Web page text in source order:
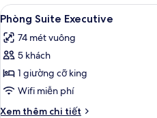
cỡ
queen
phong
cách
điển,
cỡ
queen
Xem
tất
cả
ảnh
Phòng
Suite
Executive
8
Phòng Suite Executive
74 mét vuông
5 khách
1 giường cỡ king
Wifi miễn phí
Xem thêm chi tiết
Chi